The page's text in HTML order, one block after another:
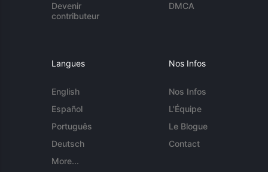
Devenir
contributeur
DMCA
Langues
English
Español
Português
Deutsch
More...
Nos Infos
Nos Infos
L'Équipe
Le Blogue
Contact